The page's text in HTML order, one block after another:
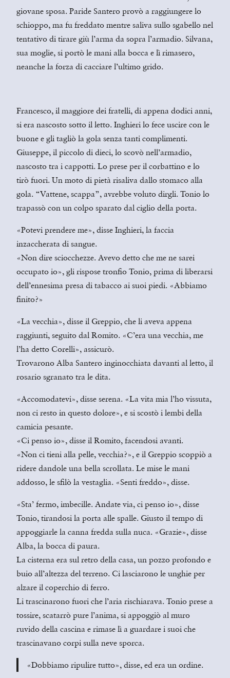
giovane sposa. Paride Santero provò a raggiungere lo
schioppo, ma fu freddato mentre saliva sullo sgabello nel
tentativo di tirare giù l’arma da sopra l’armadio. Silvana,
sua moglie, si portò le mani alla bocca e lì rimasero,
neanche la forza di cacciare l’ultimo grido.
Francesco, il maggiore dei fratelli, di appena dodici anni,
si era nascosto sotto il letto. Inghieri lo fece uscire con le
buone e gli tagliò la gola senza tanti complimenti.
Giuseppe, il piccolo di dieci, lo scovò nell’armadio,
nascosto tra i cappotti. Lo prese per il corbattino e lo
tirò fuori. Un moto di pietà risaliva dallo stomaco alla
gola. “Vattene, scappa”, avrebbe voluto dirgli. Tonio lo
trapassò con un colpo sparato dal ciglio della porta.
«Potevi prendere me», disse Inghieri, la faccia
inzaccherata di sangue.
«Non dire sciocchezze. Avevo detto che me ne sarei
occupato io», gli rispose tronfio Tonio, prima di liberarsi
dell’ennesima presa di tabacco ai suoi piedi. «Abbiamo
finito?»
«La vecchia», disse il Greppio, che li aveva appena
raggiunti, seguito dal Romito. «C’era una vecchia, me
l’ha detto Corelli», assicurò.
Trovarono Alba Santero inginocchiata davanti al letto, il
rosario sgranato tra le dita.
«Accomodatevi», disse serena. «La vita mia l’ho vissuta,
non ci resto in questo dolore», e si scostò i lembi della
camicia pesante.
«Ci penso io», disse il Romito, facendosi avanti.
«Non ci tieni alla pelle, vecchia?», e il Greppio scoppiò a
ridere dandole una bella scrollata. Le mise le mani
addosso, le sfilò la vestaglia. «Senti freddo», disse.
«Sta’ fermo, imbecille. Andate via, ci penso io», disse
Tonio, tirandosi la porta alle spalle. Giusto il tempo di
appoggiarle la canna fredda sulla nuca. «Grazie», disse
Alba, la bocca di paura.
La cisterna era sul retro della casa, un pozzo profondo e
buio all’altezza del terreno. Ci lasciarono le unghie per
alzare il coperchio di ferro.
Li trascinarono fuori che l’aria rischiarava. Tonio prese a
tossire, scatarrò pure l’anima, si appoggiò al muro
ruvido della cascina e rimase lì a guardare i suoi che
trascinavano corpi sulla neve sporca.
«Dobbiamo ripulire tutto», disse, ed era un ordine.